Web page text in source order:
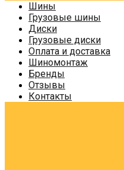
Шины
Грузовые шины
Диски
Грузовые диски
Оплата и доставка
Шиномонтаж
Бренды
Отзывы
Контакты